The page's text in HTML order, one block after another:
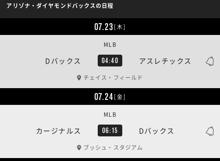
アリゾナ・ダイヤモンドバックスの日程
07.23[木]
Dバックス 04:40 アスレチックス
MLB
チェイス・フィールド
07.24[金]
カージナルス 06:15 Dバックス
MLB
ブッシュ・スタジアム